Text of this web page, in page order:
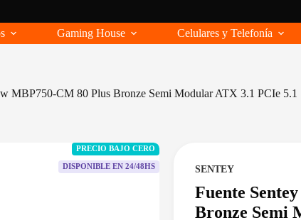
Gaming House Celulares y Telefonía
MBP750-CM 80 Plus Bronze Semi Modular ATX 3.1 PCIe 5.1
PRECIO BAJO CERO
DISPONIBLE EN 24/48HS SENTEY
Fuente
Bronze Semi